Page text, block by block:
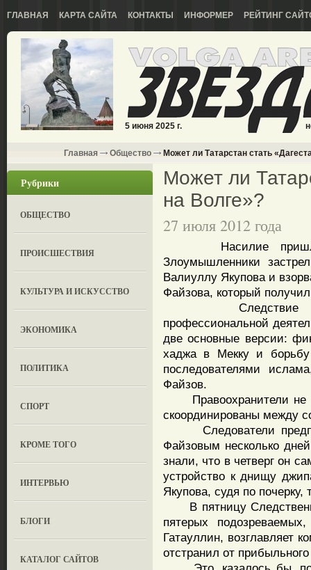
ГЛАВНАЯ КАРТА САЙТА КОНТАКТЫ ИНФОРМЕР РЕЙТИНГ
5 июня 2025 г.
Главная Общество Может ли Татарстан стать
Рубрики
ОБЩЕСТВО
ПРОИСШЕСТВИЯ
КУЛЬТУРА И ИСКУССТВО
ЭКОНОМИКА
ПОЛИТИКА
СПОРТ
КРОМЕ ТОГО
ИНТЕРВЬЮ
БЛОГИ
КАТАЛОГ САЙТОВ
Может ли
на Волге»?
27 июля 2012 года
Насилие пришло в
Злоумышленники
Валиуллу Якупова и
Файзова, который
Следствие
профессиональной
две основные версии:
хаджа в Мекку и
последователями
Файзов.
Правоохранители не
скоординированы между
Следователи
Файзовым несколько
знали, что в четверг он
устройство к днищу
Якупова, судя по
В пятницу
пятерых
Гатауллин, возглавляет
отстранил от